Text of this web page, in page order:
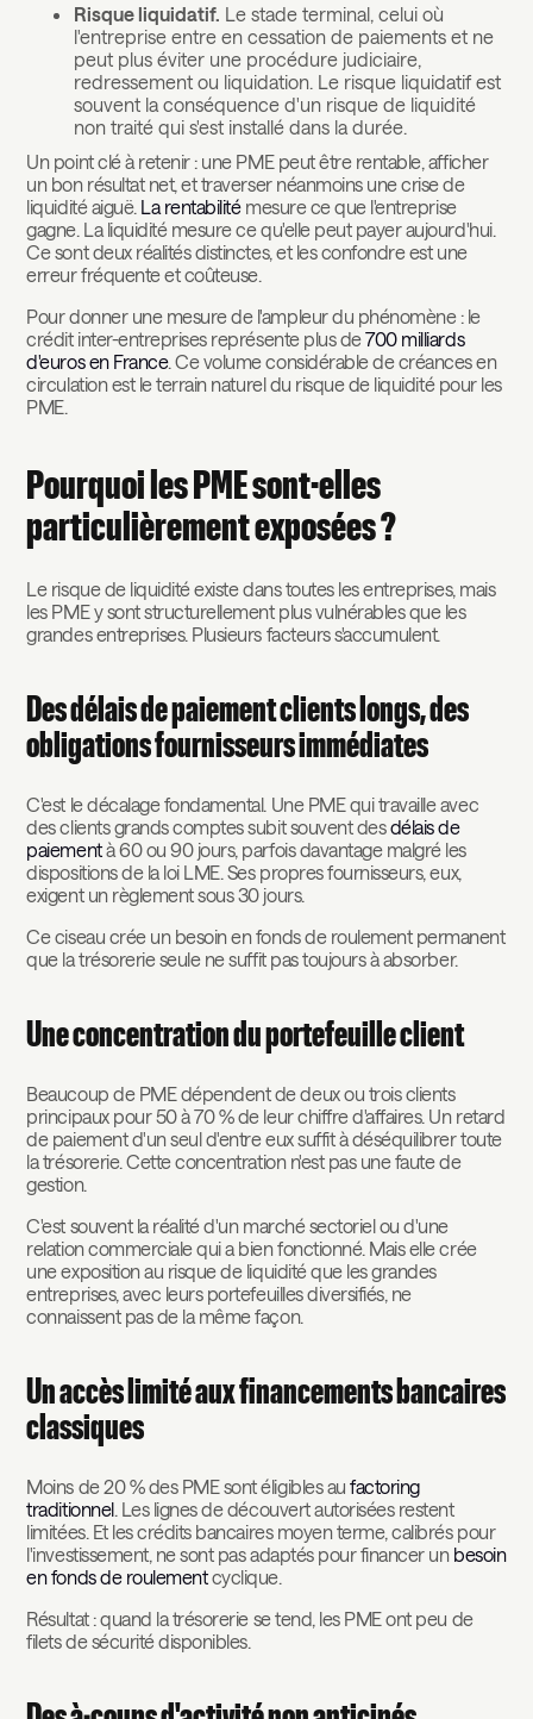
Risque liquidatif. Le stade terminal, celui où
l'entreprise entre en cessation de paiements et ne
peut plus éviter une procédure judiciaire,
redressement ou liquidation. Le risque liquidatif est
souvent la conséquence d'un risque de liquidité
non traité qui s'est installé dans la durée.
Un point clé à retenir : une PME peut être rentable, afficher
un bon résultat net, et traverser néanmoins une crise de
liquidité aiguë. La rentabilitémesure ce que l'entreprise
gagne. La liquidité mesure ce qu'elle peut payer aujourd'hui.
Ce sont deux réalités distinctes, et les confondre est une
erreur fréquente et coûteuse.
Pour donner une mesure de l'ampleur du phénomène : le
crédit inter-entreprises représente plus de700 milliards
d'euros en France. Ce volume considérable de créances en
circulation est le terrain naturel du risque de liquidité pour les
PME.
Pourquoi les PME sont-elles
particulièrement exposées ?
Le risque de liquidité existe dans toutes les entreprises, mais
les PME y sont structurellement plus vulnérables que les
grandes entreprises. Plusieurs facteurs s'accumulent.
Des délais de paiement clients longs, des
obligations fournisseurs immédiates
C'est le décalage fondamental. Une PME qui travaille avec
des clients grands comptes subit souvent desdélais de
paiementà 60 ou 90 jours, parfois davantage malgré les
dispositions de la loi LME. Ses propres fournisseurs, eux,
exigent un règlement sous 30 jours.
Ce ciseau crée un besoin en fonds de roulement permanent
que la trésorerie seule ne suffit pas toujours à absorber.
Une concentration du portefeuille client
Beaucoup de PME dépendent de deux ou trois clients
principaux pour 50 à 70 % de leur chiffre d'affaires. Un retard
de paiement d'un seul d'entre eux suffit à déséquilibrer toute
la trésorerie. Cette concentration n'est pas une faute de
gestion.
C'est souvent la réalité d'un marché sectoriel ou d'une
relation commerciale qui a bien fonctionné. Mais elle crée
une exposition au risque de liquidité que les grandes
entreprises, avec leurs portefeuilles diversifiés, ne
connaissent pas de la même façon.
Un accès limité aux financements bancaires
classiques
Moins de 20 % des PME sont éligibles aufactoring
traditionnel. Les lignes de découvert autorisées restent
limitées. Et les crédits bancaires moyen terme, calibrés pour
l'investissement, ne sont pas adaptés pour financer un besoin
en fonds de roulementcyclique.
Résultat : quand la trésorerie se tend, les PME ont peu de
filets de sécurité disponibles.